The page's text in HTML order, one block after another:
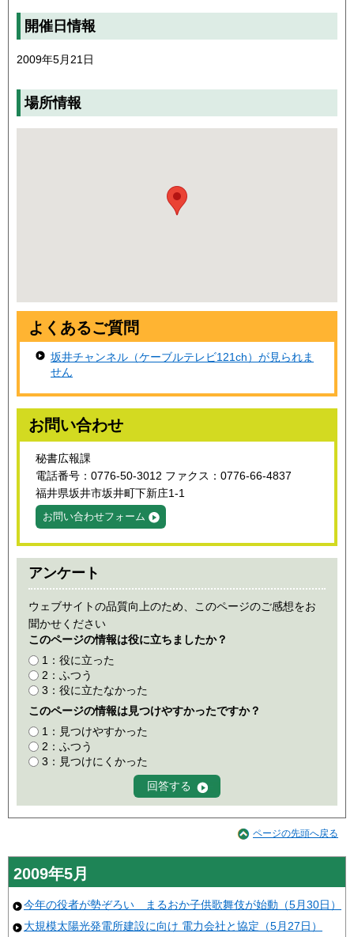
開催日情報
2009年5月21日
場所情報
よくあるご質問
坂井チャンネル（ケーブルテレビ121ch）が見られま
せん
お問い合わせ
秘書広報課
電話番号：0776-50-3012 ファクス：0776-66-4837
福井県坂井市坂井町下新庄1-1
お問い合わせフォーム
アンケート
ウェブサイトの品質向上のため、このページのご感想をお
聞かせください
このページの情報は役に立ちましたか？
1：役に立った
2：ふつう
3：役に立たなかった
このページの情報は見つけやすかったですか？
1：見つけやすかった
2：ふつう
3：見つけにくかった
ページの先頭へ戻る
2009年5月
今年の役者が勢ぞろい まるおか子供歌舞伎が始動（5月30日）
大規模太陽光発電所建設に向け 電力会社と協定（5月27日）